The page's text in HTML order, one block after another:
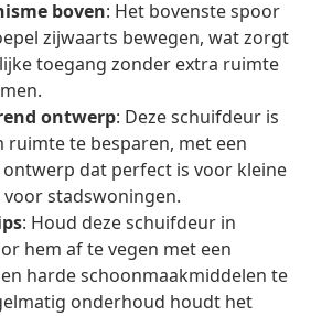
boven: Het bovenste spoor
zijwaarts bewegen, wat zorgt
toegang zonder extra ruimte
ontwerp: Deze schuifdeur is
te besparen, met een
dat perfect is voor kleine
voor stadswoningen.
: Houd deze schuifdeur in
hem af te vegen met een
harde schoonmaakmiddelen te
onderhoud houdt het